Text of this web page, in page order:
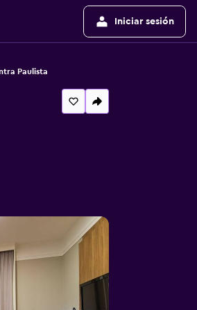
Iniciar sesión
Paulista